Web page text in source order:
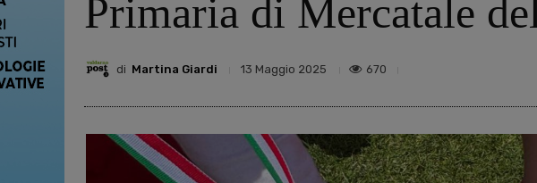
Primaria di Mercatale
di Martina Giardi 13 Maggio 2025 670